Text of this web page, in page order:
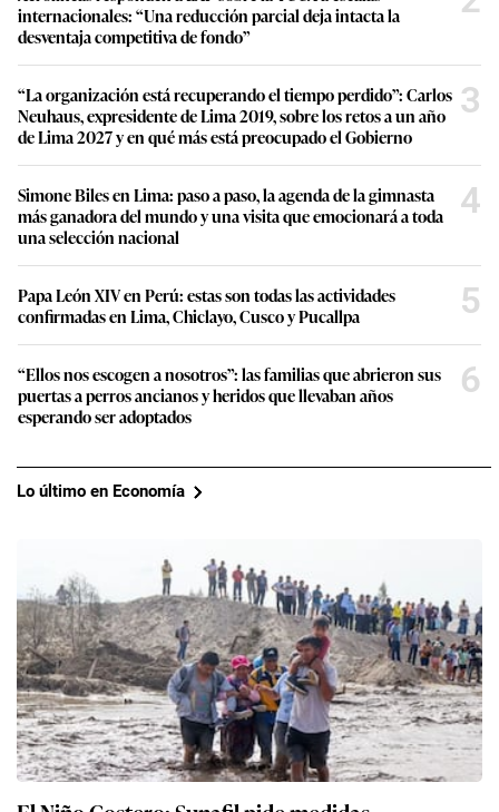
internacionales: “Una reducción parcial deja intacta la
desventaja competitiva de fondo”
“La organización está recuperando el tiempo perdido”: Carlos
Neuhaus, expresidente de Lima 2019, sobre los retos a un año
de Lima 2027 y en qué más está preocupado el Gobierno
3
Simone Biles en Lima: paso a paso, la agenda de la gimnasta
más ganadora del mundo y una visita que emocionará a toda
una selección nacional
4
Papa León XIV en Perú: estas son todas las actividades
confirmadas en Lima, Chiclayo, Cusco y Pucallpa
5
“Ellos nos escogen a nosotros”: las familias que abrieron sus
puertas a perros ancianos y heridos que llevaban años
esperando ser adoptados
6
Lo último en Economía